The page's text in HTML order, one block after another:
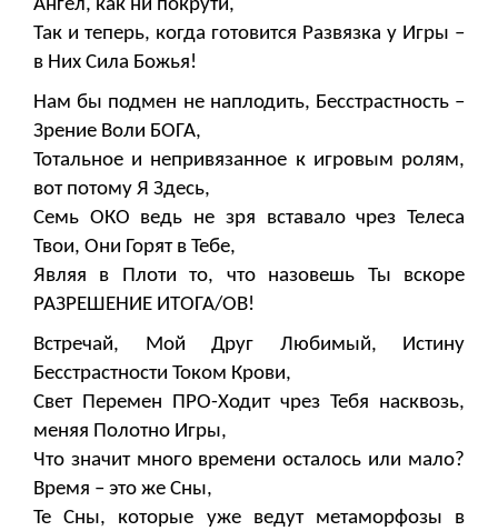
Ангел, как ни покрути,
Так и теперь, когда готовится Развязка у Игры –
в Них Сила Божья!
Нам бы подмен не наплодить, Бесстрастность –
Зрение Воли БОГА,
Тотальное и непривязанное к игровым ролям,
вот потому Я Здесь,
Семь ОКО ведь не зря вставало чрез Телеса
Твои, Они Горят в Тебе,
Являя в Плоти то, что назовешь Ты вскоре
РАЗРЕШЕНИЕ ИТОГА/ОВ!
Встречай, Мой Друг Любимый, Истину
Бесстрастности Током Крови,
Свет Перемен ПРО-Ходит чрез Тебя насквозь,
меняя Полотно Игры,
Что значит много времени осталось или мало?
Время – это же Сны,
Те Сны, которые уже ведут метаморфозы в